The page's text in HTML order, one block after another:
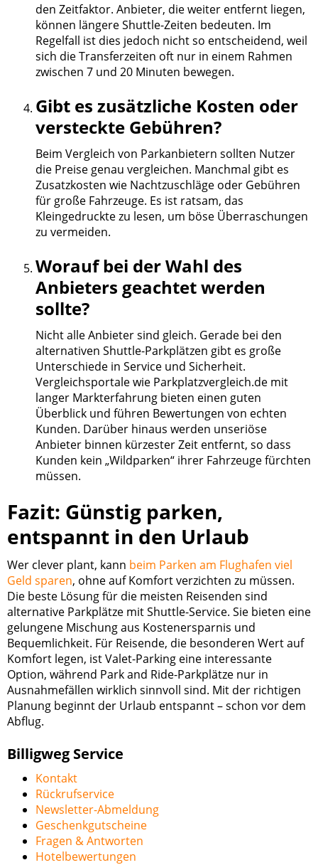
den Zeitfaktor. Anbieter, die weiter entfernt liegen,
können längere Shuttle-Zeiten bedeuten. Im
Regelfall ist dies jedoch nicht so entscheidend, weil
sich die Transferzeiten oft nur in einem Rahmen
zwischen 7 und 20 Minuten bewegen.
Gibt es zusätzliche Kosten oder
versteckte Gebühren?
Beim Vergleich von Parkanbietern sollten Nutzer
die Preise genau vergleichen. Manchmal gibt es
Zusatzkosten wie Nachtzuschläge oder Gebühren
für große Fahrzeuge. Es ist ratsam, das
Kleingedruckte zu lesen, um böse Überraschungen
zu vermeiden.
Worauf bei der Wahl des
Anbieters geachtet werden
sollte?
Nicht alle Anbieter sind gleich. Gerade bei den
alternativen Shuttle-Parkplätzen gibt es große
Unterschiede in Service und Sicherheit.
Vergleichsportale wie Parkplatzvergleich.de mit
langer Markterfahrung bieten einen guten
Überblick und führen Bewertungen von echten
Kunden. Darüber hinaus werden unseriöse
Anbieter binnen kürzester Zeit entfernt, so dass
Kunden kein „Wildparken“ ihrer Fahrzeuge fürchten
müssen.
Fazit: Günstig parken,
entspannt in den Urlaub
Wer clever plant, kann beim Parken am Flughafen viel
Geld sparen, ohne auf Komfort verzichten zu müssen.
Die beste Lösung für die meisten Reisenden sind
alternative Parkplätze mit Shuttle-Service. Sie bieten eine
gelungene Mischung aus Kostenersparnis und
Bequemlichkeit. Für Reisende, die besonderen Wert auf
Komfort legen, ist Valet-Parking eine interessante
Option, während Park and Ride-Parkplätze nur in
Ausnahmefällen wirklich sinnvoll sind. Mit der richtigen
Planung beginnt der Urlaub entspannt – schon vor dem
Abflug.
Billigweg Service
Kontakt
Rückrufservice
Newsletter-Abmeldung
Geschenkgutscheine
Fragen & Antworten
Hotelbewertungen